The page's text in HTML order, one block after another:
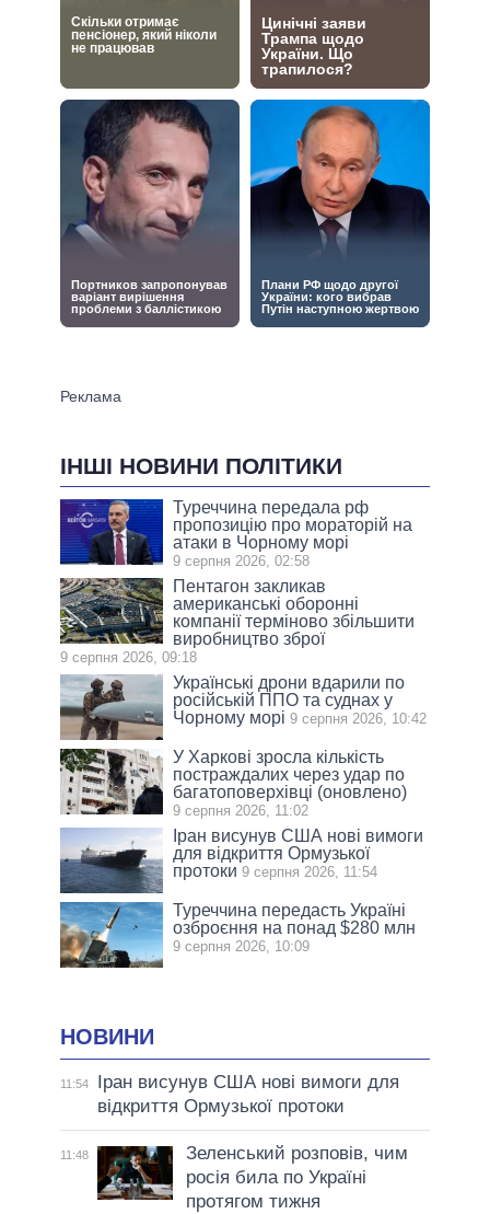
ІНШІ НОВИНИ ПОЛІТИКИ
Туреччина передала рф
пропозицію про мораторій на
атаки в Чорному морі
9 серпня 2026, 02:58
Пентагон закликав
американські оборонні
компанії терміново збільшити
виробництво зброї
9 серпня 2026, 09:18
Українські дрони вдарили по
російській ППО та суднах у
Чорному морі 9 серпня 2026, 10:42
У Харкові зросла кількість
постраждалих через удар по
багатоповерхівці (оновлено)
9 серпня 2026, 11:02
Іран висунув США нові вимоги
для відкриття Ормузької
протоки 9 серпня 2026, 11:54
Туреччина передасть Україні
озброєння на понад $280 млн
9 серпня 2026, 10:09
НОВИНИ
11:54
Іран висунув США нові вимоги для
відкриття Ормузької протоки
11:48
Зеленський розповів, чим
росія била по Україні
протягом тижня